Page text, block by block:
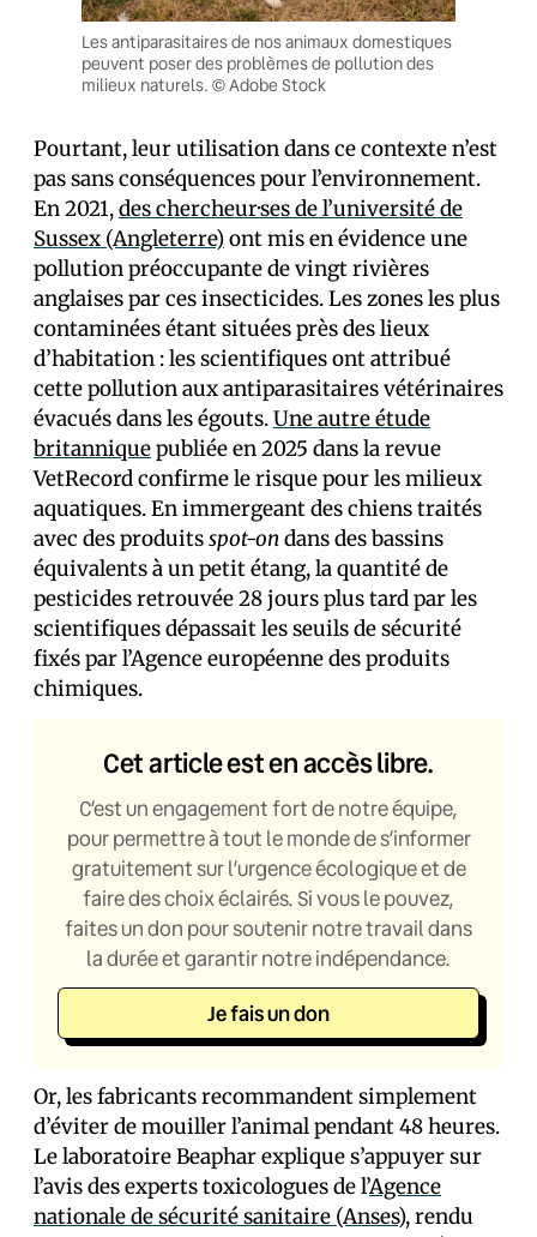
Les antiparasitaires de nos animaux domestiques
peuvent poser des problèmes de pollution des
milieux naturels. © Adobe Stock
Pourtant, leur utilisation dans ce contexte n’est
pas sans conséquences pour l’environnement.
En 2021,des chercheur·ses de l’université de
Sussex (Angleterre)ont mis en évidence une
pollution préoccupante de vingt rivières
anglaises par ces insecticides. Les zones les plus
contaminées étant situées près des lieux
d’habitation : les scientifiques ont attribué
cette pollution aux antiparasitaires vétérinaires
évacués dans les égouts.Une autre étude
britanniquepubliée en 2025 dans la revue
VetRecord confirme le risque pour les milieux
aquatiques. En immergeant des chiens traités
avec des produitsspot-ondans des bassins
équivalents à un petit étang, la quantité de
pesticides retrouvée 28 jours plus tard par les
scientifiques dépassait les seuils de sécurité
fixés par l’Agence européenne des produits
chimiques.
Cet article est en accès libre.
C’est un engagement fort de notre équipe,
pour permettre à tout le monde de s’informer
gratuitement sur l’urgence écologique et de
faire des choix éclairés. Si vous le pouvez,
faites un don pour soutenir notre travail dans
la durée et garantir notre indépendance.
Je fais un don
Or, les fabricants recommandent simplement
d’éviter de mouiller l’animal pendant 48 heures.
Le laboratoire Beaphar explique s’appuyer sur
l’avis des experts toxicologues de l’Agence
nationale de sécurité sanitaire (Anses), rendu